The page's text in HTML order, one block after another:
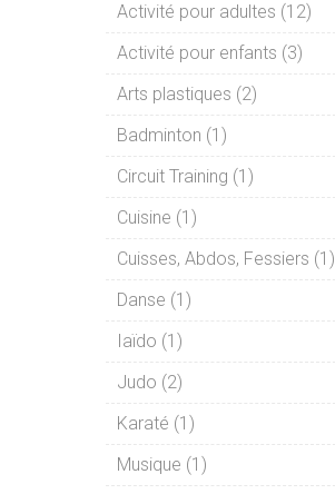
Activité pour adultes (12)
Activité pour enfants (3)
Arts plastiques (2)
Badminton (1)
Circuit Training (1)
Cuisine (1)
Cuisses, Abdos, Fessiers (1)
Danse (1)
Iaïdo (1)
Judo (2)
Karaté (1)
Musique (1)